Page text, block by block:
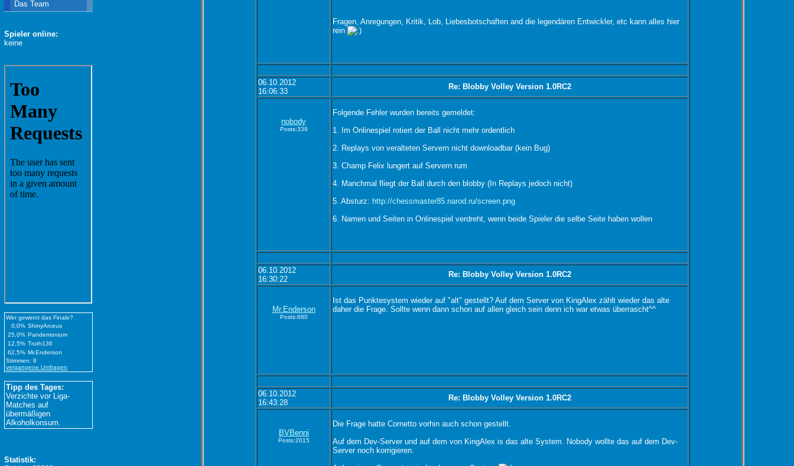
Fragen, Anregungen, Kritik, Lob, Liebesbotschaften and die legendären Entwickler, etc kann alles hier
rein
06.10.2012
16:06:33
Re: Blobby Volley Version 1.0RC2
nobody
Posts:339
Folgende Fehler wurden bereits gemeldet:
1. Im Onlinespiel rotiert der Ball nicht mehr ordentlich
2. Replays von veralteten Servern nicht downloadbar (kein Bug)
3. Champ Felix lungert auf Servern rum
4. Manchmal fliegt der Ball durch den blobby (In Replays jedoch nicht)
5. Absturz: http://chessmaster85.narod.ru/screen.png
6. Namen und Seiten in Onlinespiel verdreht, wenn beide Spieler die selbe Seite haben wollen
06.10.2012
16:30:22
Re: Blobby Volley Version 1.0RC2
Mr.Enderson
Posts:680
Ist das Punktesystem wieder auf "alt" gestellt? Auf dem Server von KingAlex zählt wieder das alte
daher die Frage. Sollte wenn dann schon auf allen gleich sein denn ich war etwas überrascht^^
06.10.2012
16:43:28
Re: Blobby Volley Version 1.0RC2
BVBenni
Posts:2015
Die Frage hatte Cornetto vorhin auch schon gestellt.
Auf dem Dev-Server und auf dem von KingAlex is das alte System. Nobody wollte das auf dem Dev-
Server noch korrigieren.
Das Team
Spieler online:
keine
Wer gewinnt das Finale?
0,0% ShinyArceus
25,0% Pandemonium
12,5% Truth136
62,5% Mr.Enderson
Stimmen: 8
vergangene Umfragen
Tipp des Tages:
Verzichte vor Liga-
Matches auf
übermäßigen
Alkoholkonsum.
Statistik: